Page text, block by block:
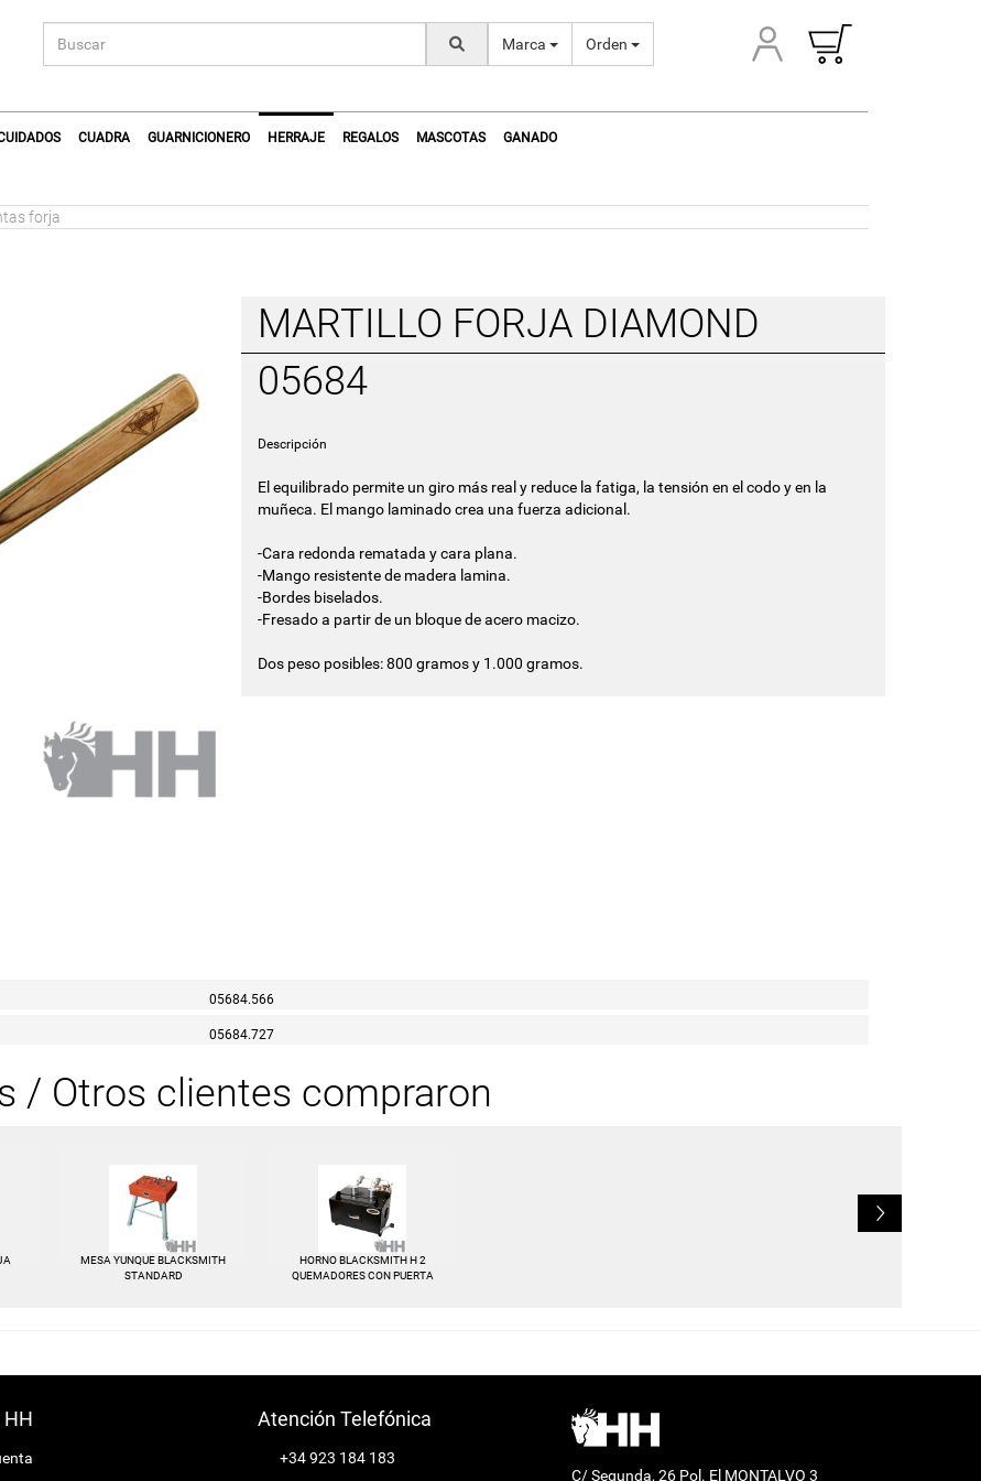
Marca Orden
CUADRA GUARNICIONERO HERRAJE REGALOS MASCOTAS GANADO
forja
MARTILLO FORJA DIAMOND
05684
Descripción
El equilibrado permite un giro más real y reduce la fatiga, la tensión en el codo y en la
muñeca. El mango laminado crea una fuerza adicional.
-Cara redonda rematada y cara plana.
-Mango resistente de madera lamina.
-Bordes biselados.
-Fresado a partir de un bloque de acero macizo.
Dos peso posibles: 800 gramos y 1.000 gramos.
05684.566
05684.727
/ Otros clientes compraron
MESA YUNQUE BLACKSMITH
STANDARD
HORNO BLACKSMITH H 2
QUEMADORES CON PUERTA
L
HH Atención Telefónica
+34 923 184 183
C/ Segunda, 26 Pol. El MONTALVO 3